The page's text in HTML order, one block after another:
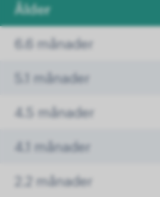
Ålder
6.6 månader
5.1 månader
4.5 månader
4.1 månader
2.2 månader